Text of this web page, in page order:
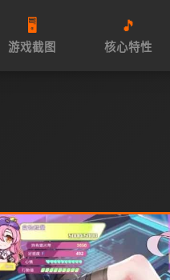
🖥️
游戏截图
🎵
核心特性